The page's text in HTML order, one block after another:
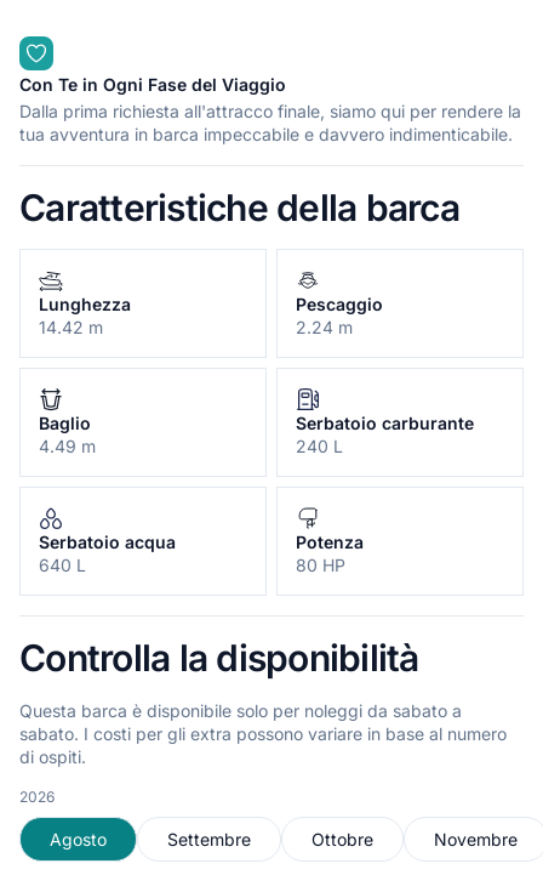
Con Te in Ogni Fase del Viaggio
Dalla prima richiesta all'attracco finale, siamo qui per rendere la
tua avventura in barca impeccabile e davvero indimenticabile.
Caratteristiche della barca
Lunghezza
14.42 m
Pescaggio
2.24 m
Baglio
4.49 m
Serbatoio carburante
240 L
Serbatoio acqua
640 L
Potenza
80 HP
Controlla la disponibilità
Questa barca è disponibile solo per noleggi da sabato a
sabato. I costi per gli extra possono variare in base al numero
di ospiti.
2026
Agosto Settembre Ottobre Novembre